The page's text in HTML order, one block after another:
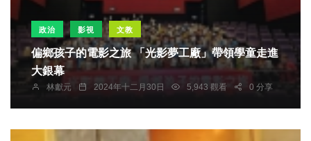
政治 影視 文教
偏鄉孩子的電影之旅 「光影夢工廠」帶領學童走進
大銀幕
林獻元 2024年十二月30日 5,943 觀看 0 分享